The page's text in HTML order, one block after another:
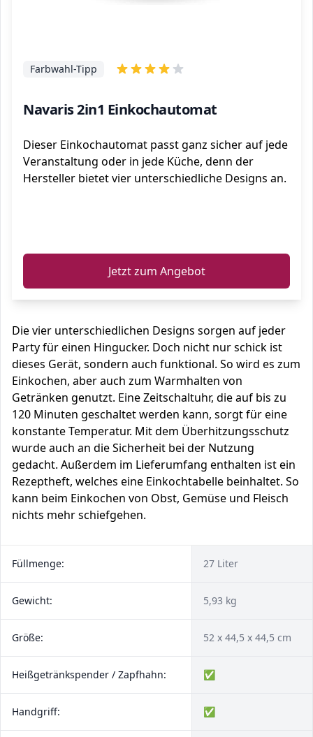
Navaris 2in1 Einkochautomat
Farbwahl-Tipp
Dieser Einkochautomat passt ganz sicher auf jede
Veranstaltung oder in jede Küche, denn der
Hersteller bietet vier unterschiedliche Designs an.
Jetzt zum Angebot
Die vier unterschiedlichen Designs sorgen auf jeder
Party für einen Hingucker. Doch nicht nur schick ist
dieses Gerät, sondern auch funktional. So wird es zum
Einkochen, aber auch zum Warmhalten von
Getränken genutzt. Eine Zeitschaltuhr, die auf bis zu
120 Minuten geschaltet werden kann, sorgt für eine
konstante Temperatur. Mit dem Überhitzungsschutz
wurde auch an die Sicherheit bei der Nutzung
gedacht. Außerdem im Lieferumfang enthalten ist ein
Rezeptheft, welches eine Einkochtabelle beinhaltet. So
kann beim Einkochen von Obst, Gemüse und Fleisch
nichts mehr schiefgehen.
Füllmenge: 27 Liter
Gewicht: 5,93 kg
Größe: 52 x 44,5 x 44,5 cm
Heißgetränkspender / Zapfhahn: ✅
Handgriff: ✅